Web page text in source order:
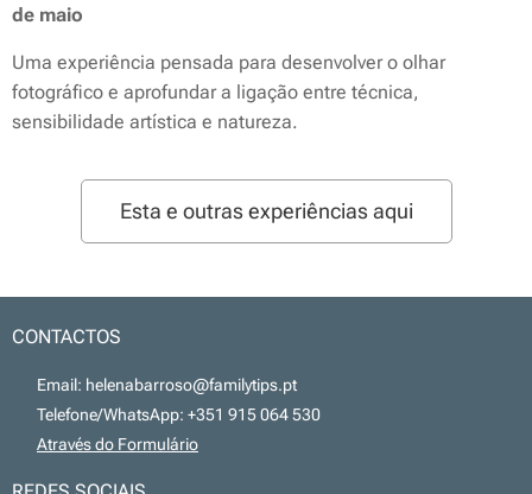
de maio
Uma experiência pensada para desenvolver o olhar
fotográfico e aprofundar a ligação entre técnica,
sensibilidade artística e natureza.
Esta e outras experiências aqui
CONTACTOS
📧 Email: helenabarroso@familytips.pt
📞 Telefone/WhatsApp: +351 915 064 530
Através do Formulário